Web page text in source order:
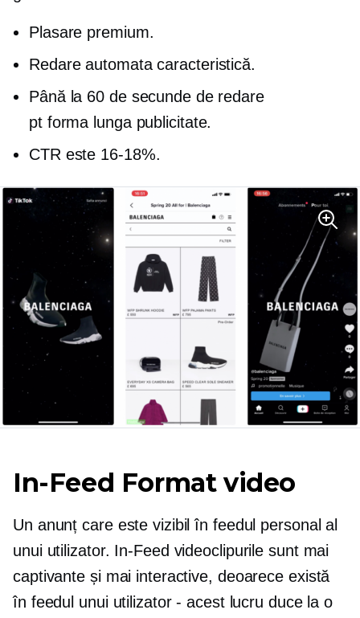
Plasare premium.
Redare automatacaracteristică.
Până la 60 de secunde de redare
pt forma lungapublicitate.
CTR este 16-18%.
In-Feed Format video
Un anunț care este vizibil în feedul personal al
unui utilizator. In-Feed videoclipurile sunt mai
captivante și mai interactive, deoarece există
în feedul unui utilizator - acest lucru duce la o